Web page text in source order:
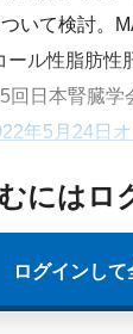
いて検討。
ール性脂肪
回日本腎臓
年5月24日
にはロ
ログインし